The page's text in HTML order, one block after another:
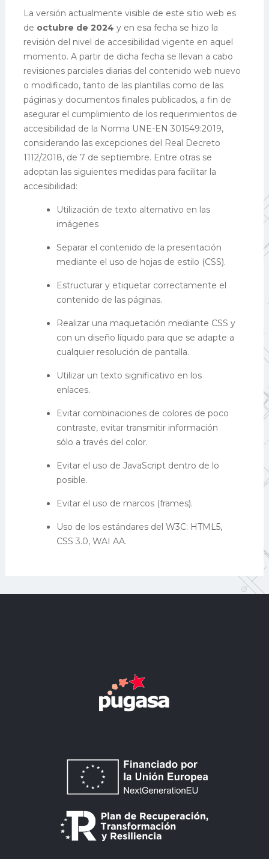
La versión actualmente visible de este sitio web es
de octubre de 2024 y en esa fecha se hizo la
revisión del nivel de accesibilidad vigente en aquel
momento. A partir de dicha fecha se llevan a cabo
revisiones parciales diarias del contenido web nuevo
o modificado, tanto de las plantillas como de las
páginas y documentos finales publicados, a fin de
asegurar el cumplimiento de los requerimientos de
accesibilidad de la Norma UNE-EN 301549:2019,
considerando las excepciones del Real Decreto
1112/2018, de 7 de septiembre. Entre otras se
adoptan las siguientes medidas para facilitar la
accesibilidad:
Utilización de texto alternativo en las
imágenes
Separar el contenido de la presentación
mediante el uso de hojas de estilo (CSS).
Estructurar y etiquetar correctamente el
contenido de las páginas.
Realizar una maquetación mediante CSS y
con un diseño líquido para que se adapte a
cualquier resolución de pantalla.
Utilizar un texto significativo en los
enlaces.
Evitar combinaciones de colores de poco
contraste, evitar transmitir información
sólo a través del color.
Evitar el uso de JavaScript dentro de lo
posible.
Evitar el uso de marcos (frames).
Uso de los estándares del W3C: HTML5,
CSS 3.0, WAI AA.